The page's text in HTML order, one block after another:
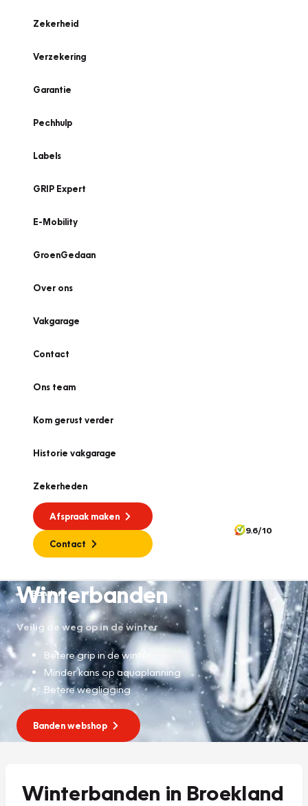
Zekerheid
Verzekering
Garantie
Pechhulp
Labels
GRIP Expert
E-Mobility
GroenGedaan
Over ons
Vakgarage
Contact
Ons team
Kom gerust verder
Historie vakgarage
Zekerheden
Afspraak maken
Contact
9.6/10
Banden
Winterbanden
Veilig de weg op in de winter
Betere grip in de winter
Minder kans op aquaplanning
Betere wegligging
Banden webshop
Winterbanden in Broekland